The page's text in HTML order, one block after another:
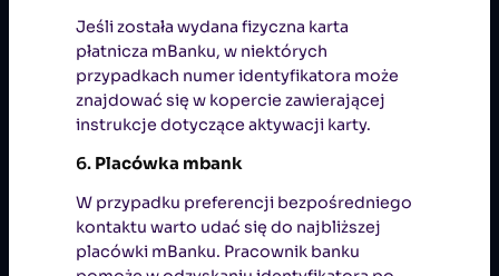
Jeśli została wydana fizyczna karta
płatnicza mBanku, w niektórych
przypadkach numer identyfikatora może
znajdować się w kopercie zawierającej
instrukcje dotyczące aktywacji karty.
6. Placówka mbank
W przypadku preferencji bezpośredniego
kontaktu warto udać się do najbliższej
placówki mBanku. Pracownik banku